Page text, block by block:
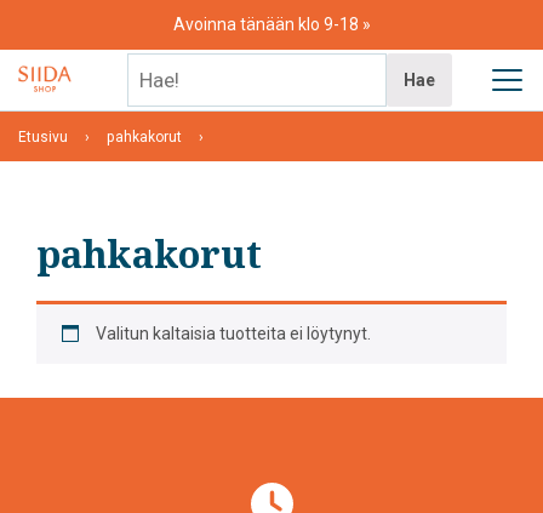
content
Avoinna tänään klo 9-18
Hae
Etusivu pahkakorut
pahkakorut
Valitun kaltaisia tuotteita ei löytynyt.